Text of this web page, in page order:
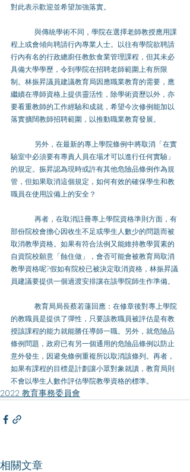
對此表示歡迎並希望加強落實。
程上或會傾向聘請行內專業人士。以往有學院欲聘請
行內有名的行政總廚任教飲食業管理課程，但其未必
具備大學學歷，令到學院在招聘老師範圍上有所限
制。林振昇議員建議教育局因應職業教育的需要，應
繼續在導師資格上提供靈活性，除學術資歷以外，亦
要看重教師的工作經驗和成就，希望今次修例能加以
落實擴闊教師招聘範圍，以推動職業教育發展。
驗室中必須要有專責人員在場才可以進行任何實驗」
的規定。振昇認為現時或許有其他危險品條例作為規
管，但如果取消這個規定，如何有效的確保學生和教
職員在使用設備上的安全？
部份院校會擔心因收生不足或學生人數少的問題而被
取消教學資格。如果有符合法例又能維持教學質素的
自資院校願意「蝕住做」，會否可能會被教育局取消
教學資格呢?假如有院校已被決定取消資格，林振昇議
員建議要提供一個過渡安排讓在該學院師生作準備。
的教職員是提供了彈性，只要該教職員被評估是有教
授該課程的能力就能勝任導師一職。另外，就危險品
條例問題，政府已有另一個通用的危險品條例以防止
意外發生，因避免條例重複所以取消該條列。再者，
如果有課程的目標是計劃讓小眾對象就讀，教育局則
不會以學生人數作評估學院教學資格的標準。
2022 教育事務委員會
相關文章